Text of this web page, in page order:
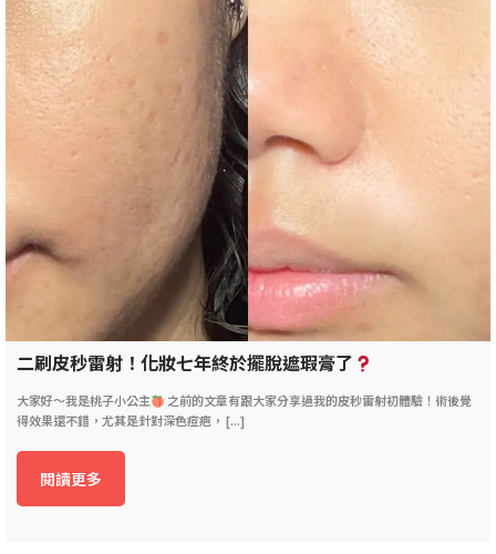
二刷皮秒雷射！化妝七年終於擺脫遮瑕膏了
大家好～我是桃子小公主
之前的文章有跟大家分享過我的皮秒雷射初體驗！術後覺
得效果還不錯，尤其是針對深色痘疤， [...]
閱讀更多